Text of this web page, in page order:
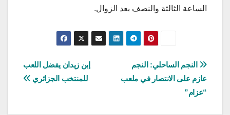
الساعة الثالثة والنصف بعد الزوال.
تصفّح
المقالات
إبن زيدان يفضل اللعب
للمنتخب الجزائري
النجم الساحلي: النجم
عازم على الانتصار في ملعب
“عزام”